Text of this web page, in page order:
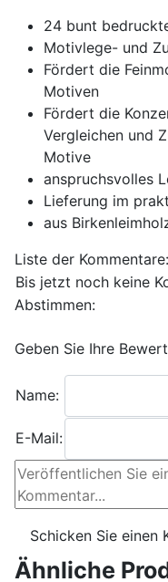
24 bunt
Motivlege- und
Fördert die
Motiven
Fördert die
Vergleichen und
Motive
anspruchsvolles
Lieferung im
aus
Liste der Kommentare:
Bis jetzt noch keine
Abstimmen:
Geben Sie Ihre
Name:
E-Mail:
Ähnliche